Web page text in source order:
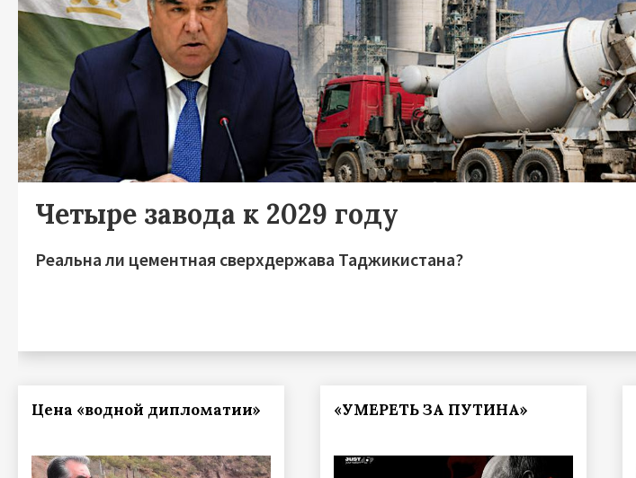
Четыре завода к 2029 году
Реальна ли цементная сверхдержава Таджикистана?
Цена «водной дипломатии» «УМЕРЕТЬ ЗА ПУТИНА»